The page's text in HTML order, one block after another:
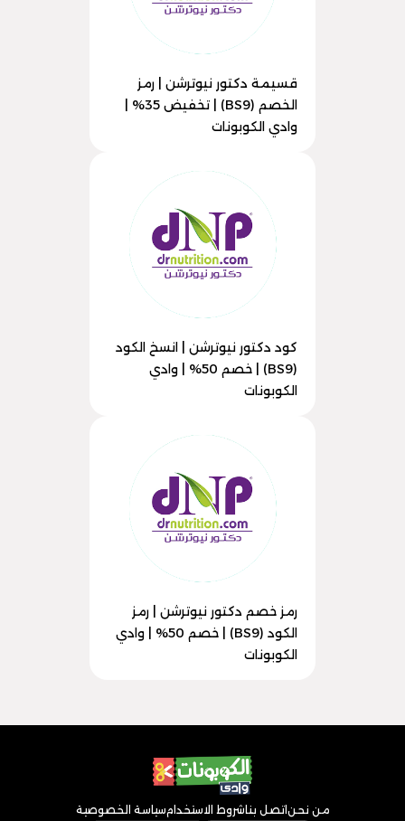
قسيمة دكتور نيوترشن | رمز
الخصم (BS9) | تخفيض 35% |
وادي الكوبونات
كود دكتور نيوترشن | انسخ الكود
(BS9) | خصم 50% | وادي
الكوبونات
رمز خصم دكتور نيوترشن | رمز
الكود (BS9) | خصم 50% | وادي
الكوبونات
من نحن اتصل بنا شروط الاستخدامسياسة الخصوصية